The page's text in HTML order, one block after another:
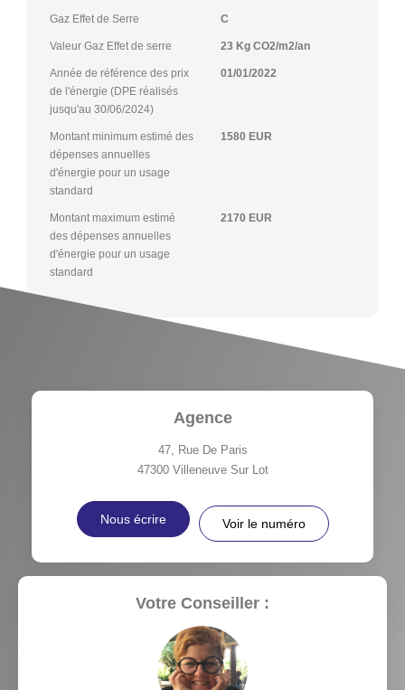
Gaz Effet de Serre C
Valeur Gaz Effet de serre 23 Kg CO2/m2/an
Année de référence des prix
de l'énergie (DPE réalisés
jusqu'au 30/06/2024)
01/01/2022
Montant minimum estimé des
dépenses annuelles
d'énergie pour un usage
standard
1580 EUR
Montant maximum estimé
des dépenses annuelles
d'énergie pour un usage
standard
2170 EUR
Agence
47, Rue De Paris
47300 Villeneuve Sur Lot
Nous écrire Voir le numéro
Votre Conseiller :